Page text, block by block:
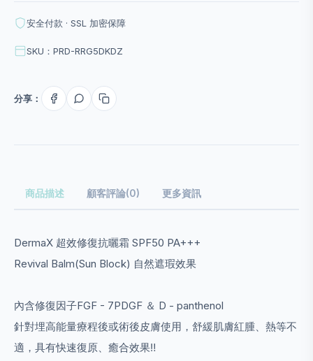
安全付款 · SSL 加密保障
SKU：PRD-RRG5DKDZ
分享：
商品描述 顧客評論(0) 更多資訊
DermaX 超效修復抗曬霜 SPF50 PA+++
Revival Balm(Sun Block) 自然遮瑕效果
內含修復因子FGF - 7PDGF ＆ D - panthenol
針對埋高能量療程後或術後皮膚使用，舒緩肌膚紅腫、熱等不
適，具有快速復原、癒合效果‼️